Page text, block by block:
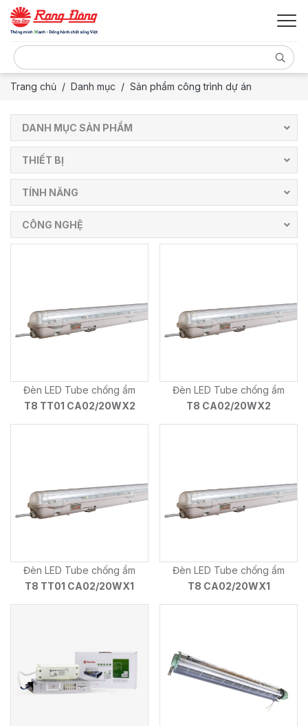
Trang chủ Danh mục Sản phẩm công trình dự án
DANH MỤC SẢN PHẨM
THIẾT BỊ
TÍNH NĂNG
CÔNG NGHỆ
Đèn LED Tube chống ẩm
T8 TT01 CA02/20WX2
Đèn LED Tube chống ẩm
T8 CA02/20WX2
Đèn LED Tube chống ẩm
T8 TT01 CA02/20WX1
Đèn LED Tube chống ẩm
T8 CA02/20WX1